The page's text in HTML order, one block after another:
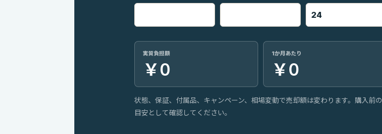
実質負担額
￥0
1か月あたり
￥0
状態、保証、付属品、キャンペーン、相場変動で売却額は変わります。購入前の
目安として確認してください。